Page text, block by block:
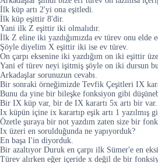
İlk küp artı 2'yi ona eşitledi.
İlk küp eşittir 8'dir.
Yani ilk Z eşittir iki olmalıdır.
İlk Z eline iki yazdığımızda ev türev onu elde
Şöyle diyelim X eşittir iki ise ev türev.
On çarpı eksenine iki yazdığım on iki eşittir
Yani ef türev neyi işitmiş şöyle on iki dursun
Arkadaşlar sorunuzun cevabı.
Bir sonraki örneğimizde Tevfik Çeşitleri IX
Bunu da yine bir bileşke fonksiyon gibi
Bir IX küp var, bir de IX karartı 5x artı bir var.
Ix küpün içine ix karartıp eşik artı 1 yazılmış
Özetle şuraya bir not yazdım zaten size bir
Ix üzeri en sorulduğunda ne yapıyorduk?
En başa I'in diyorduk.
Bir azaltıyor Duruk en çarpı ilk Sümer'e en
Türev alırken eğer içeride x değil de bir